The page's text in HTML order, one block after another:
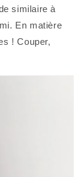
En matière
! Couper,